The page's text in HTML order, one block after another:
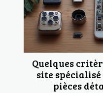
Quelques
site
pièces